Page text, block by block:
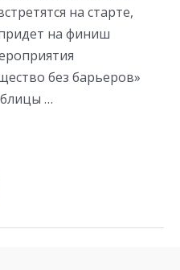
на старте,
на финиш
без барьеров»
…